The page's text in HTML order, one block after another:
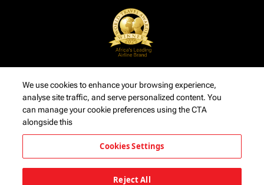
We use cookies to enhance your browsing experience,
analyse site traffic, and serve personalized content. You
can manage your cookie preferences using the CTA
alongside this
Cookies Settings
Reject All